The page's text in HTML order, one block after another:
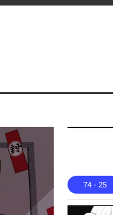
74 - 25